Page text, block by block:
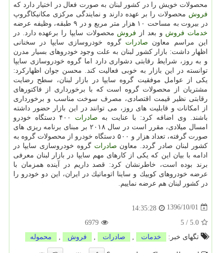
محصولات خویش را در كشور لبنان به صورت فعال در اختیار دارد كه
فروش محصولات را بر عهده دارند و نمایندگی مركزی مكانیكاگروپ
در بیروت به مساحت ۱۰ هزار متر مربع و در ۹ طبقه، وظیفه عرضه
خدمات فروش و بعد از فروش محصولات سایپا را برعهده دارد. در
این مراسم معاون صادرات گروه خودروسازی سایپا در سخنانی
اظهار داشت: بازار كشور لبنان به علت وجود خودروهای بسیار مدرن
و به روز، شرایط رقابتی دشواری دارد اما گروه خودروسازی سایپا
توانسته در این بازار به خوبی فعالیت كند. محسن جوان اظهاركرد:
یكی از عوامل موفقیت گروه سایپا در بازار لبنان، سطح رضایت
مشتریان از محصولات گروه است كه با برخورداری از فاكتورهای
رقابتی نظیر قیمت اقتصادی، مصرف سوخت مناسب و برخورداری
از امكانات و قابلیت های روز، می توانند در این بازار حضور داشته
باشند. وی اضافه كرد: با عنایت به صادرات
۴۰۰ دستگاه خودرو
امسال میلادی، مقرر است در سال ۲۰۱۸ بر مبنای برنامه ریزی های
صورت گرفته، تعداد هزار و ۵۰۰ دستگاه خودرو از محصولات گروه به
كشور لبنان صادر گردد. معاون صادرات گروه خودروسازی سایپا در
ادامه با بیان این كه یكی از كارهای مهم سایپا در بازار لبنان معرفی
برند بوده است، خاطرنشان كرد: قصد داریم در آینده همزمان با
عرضه خودروهای كوییك و ساینا اتوماتیك در ایران، این دو خودرو را
در كشور لبنان هم عرضه نماییم.
1396/10/01
14:35:28
5.0
/
5
6979
تگهای خبر:
خدمات صادرات فروش محموله